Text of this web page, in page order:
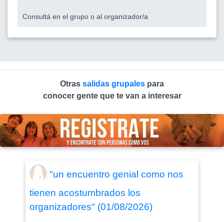
Consultá en el grupo o al organizador/a
Otras salidas grupales para
conocer gente que te van a interesar
"un encuentro genial como nos
tienen acostumbrados los
organizadores" (01/08/2026)